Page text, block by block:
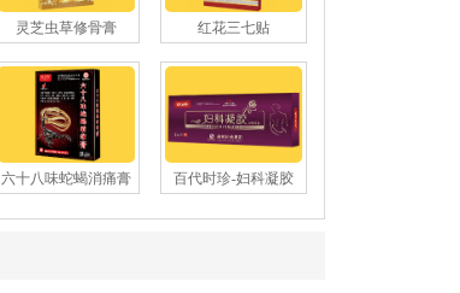
灵芝虫草修骨膏 红花三七贴
六十八味蛇蝎消痛膏 百代时珍-妇科凝胶